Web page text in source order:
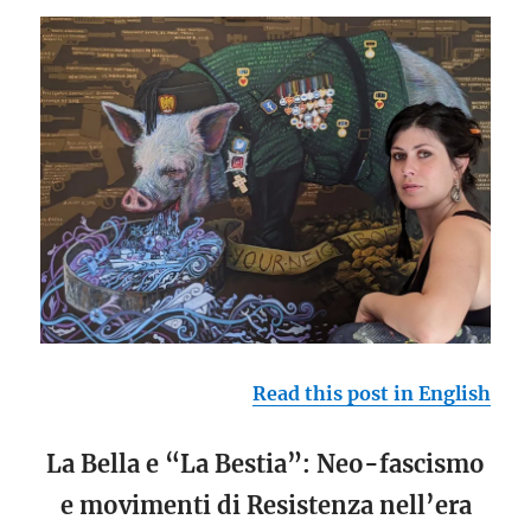
Read this post in English
La Bella e “La Bestia”: Neo-fascismo
e movimenti di Resistenza nell’era